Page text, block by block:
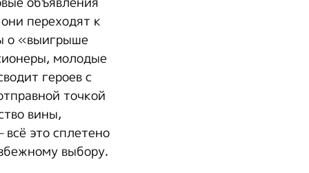
переходят к
о «выигрыше
молодые
героев с
точкой
вины,
это сплетено
выбору.